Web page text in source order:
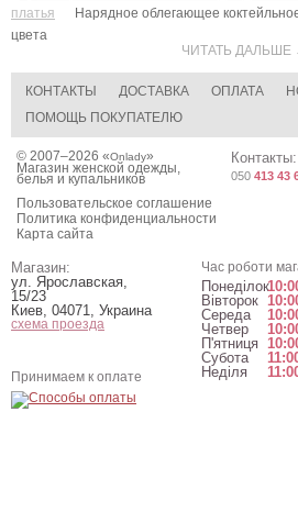
ЧИТАТЬ ДАЛЬШЕ
платья
Нарядное облегающее
цвета
КОНТАКТЫ ДОСТАВКА ОПЛАТА
ПОМОЩЬ ПОКУПАТЕЛЮ
© 2007–2026 «Onlady»
Магазин женской одежды,
белья и купальников
Пользовательское соглашение
Политика конфиденциальности
Карта сайта
Контакты:
050 413 43
Магазин:
ул. Ярославская,
15/23
Киев 04071 Украина
схема проезда
Час роботи
Понеділок
Вівторок
Середа
Четвер
П'ятниця
Субота
Неділя
Принимаем к оплате